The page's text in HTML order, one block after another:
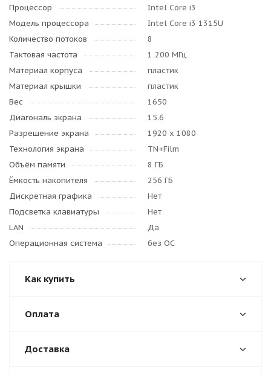
Процессор
Intel Core i3
Модель процессора
Intel Core i3 1315U
Количество потоков
8
Тактовая частота
1 200 МГц
Материал корпуса
пластик
Материал крышки
пластик
Вес
1650
Диагональ экрана
15.6
Разрешение экрана
1920 x 1080
Технология экрана
TN+Film
Объём памяти
8 ГБ
Ёмкость накопителя
256 ГБ
Дискретная графика
Нет
Подсветка клавиатуры
Нет
LAN
Да
Операционная система
без ОС
Как купить
Оплата
Доставка